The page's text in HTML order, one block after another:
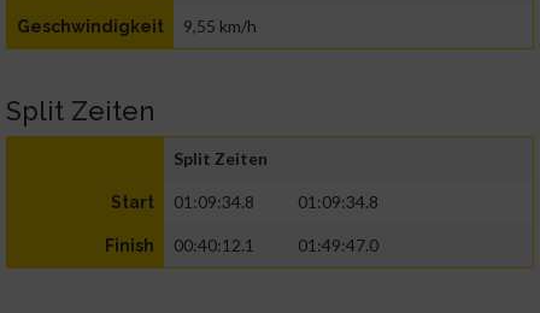
Geschwindigkeit 9,55 km/h
Split Zeiten
Split Zeiten
Start 01:09:34.8 01:09:34.8
Finish 00:40:12.1 01:49:47.0